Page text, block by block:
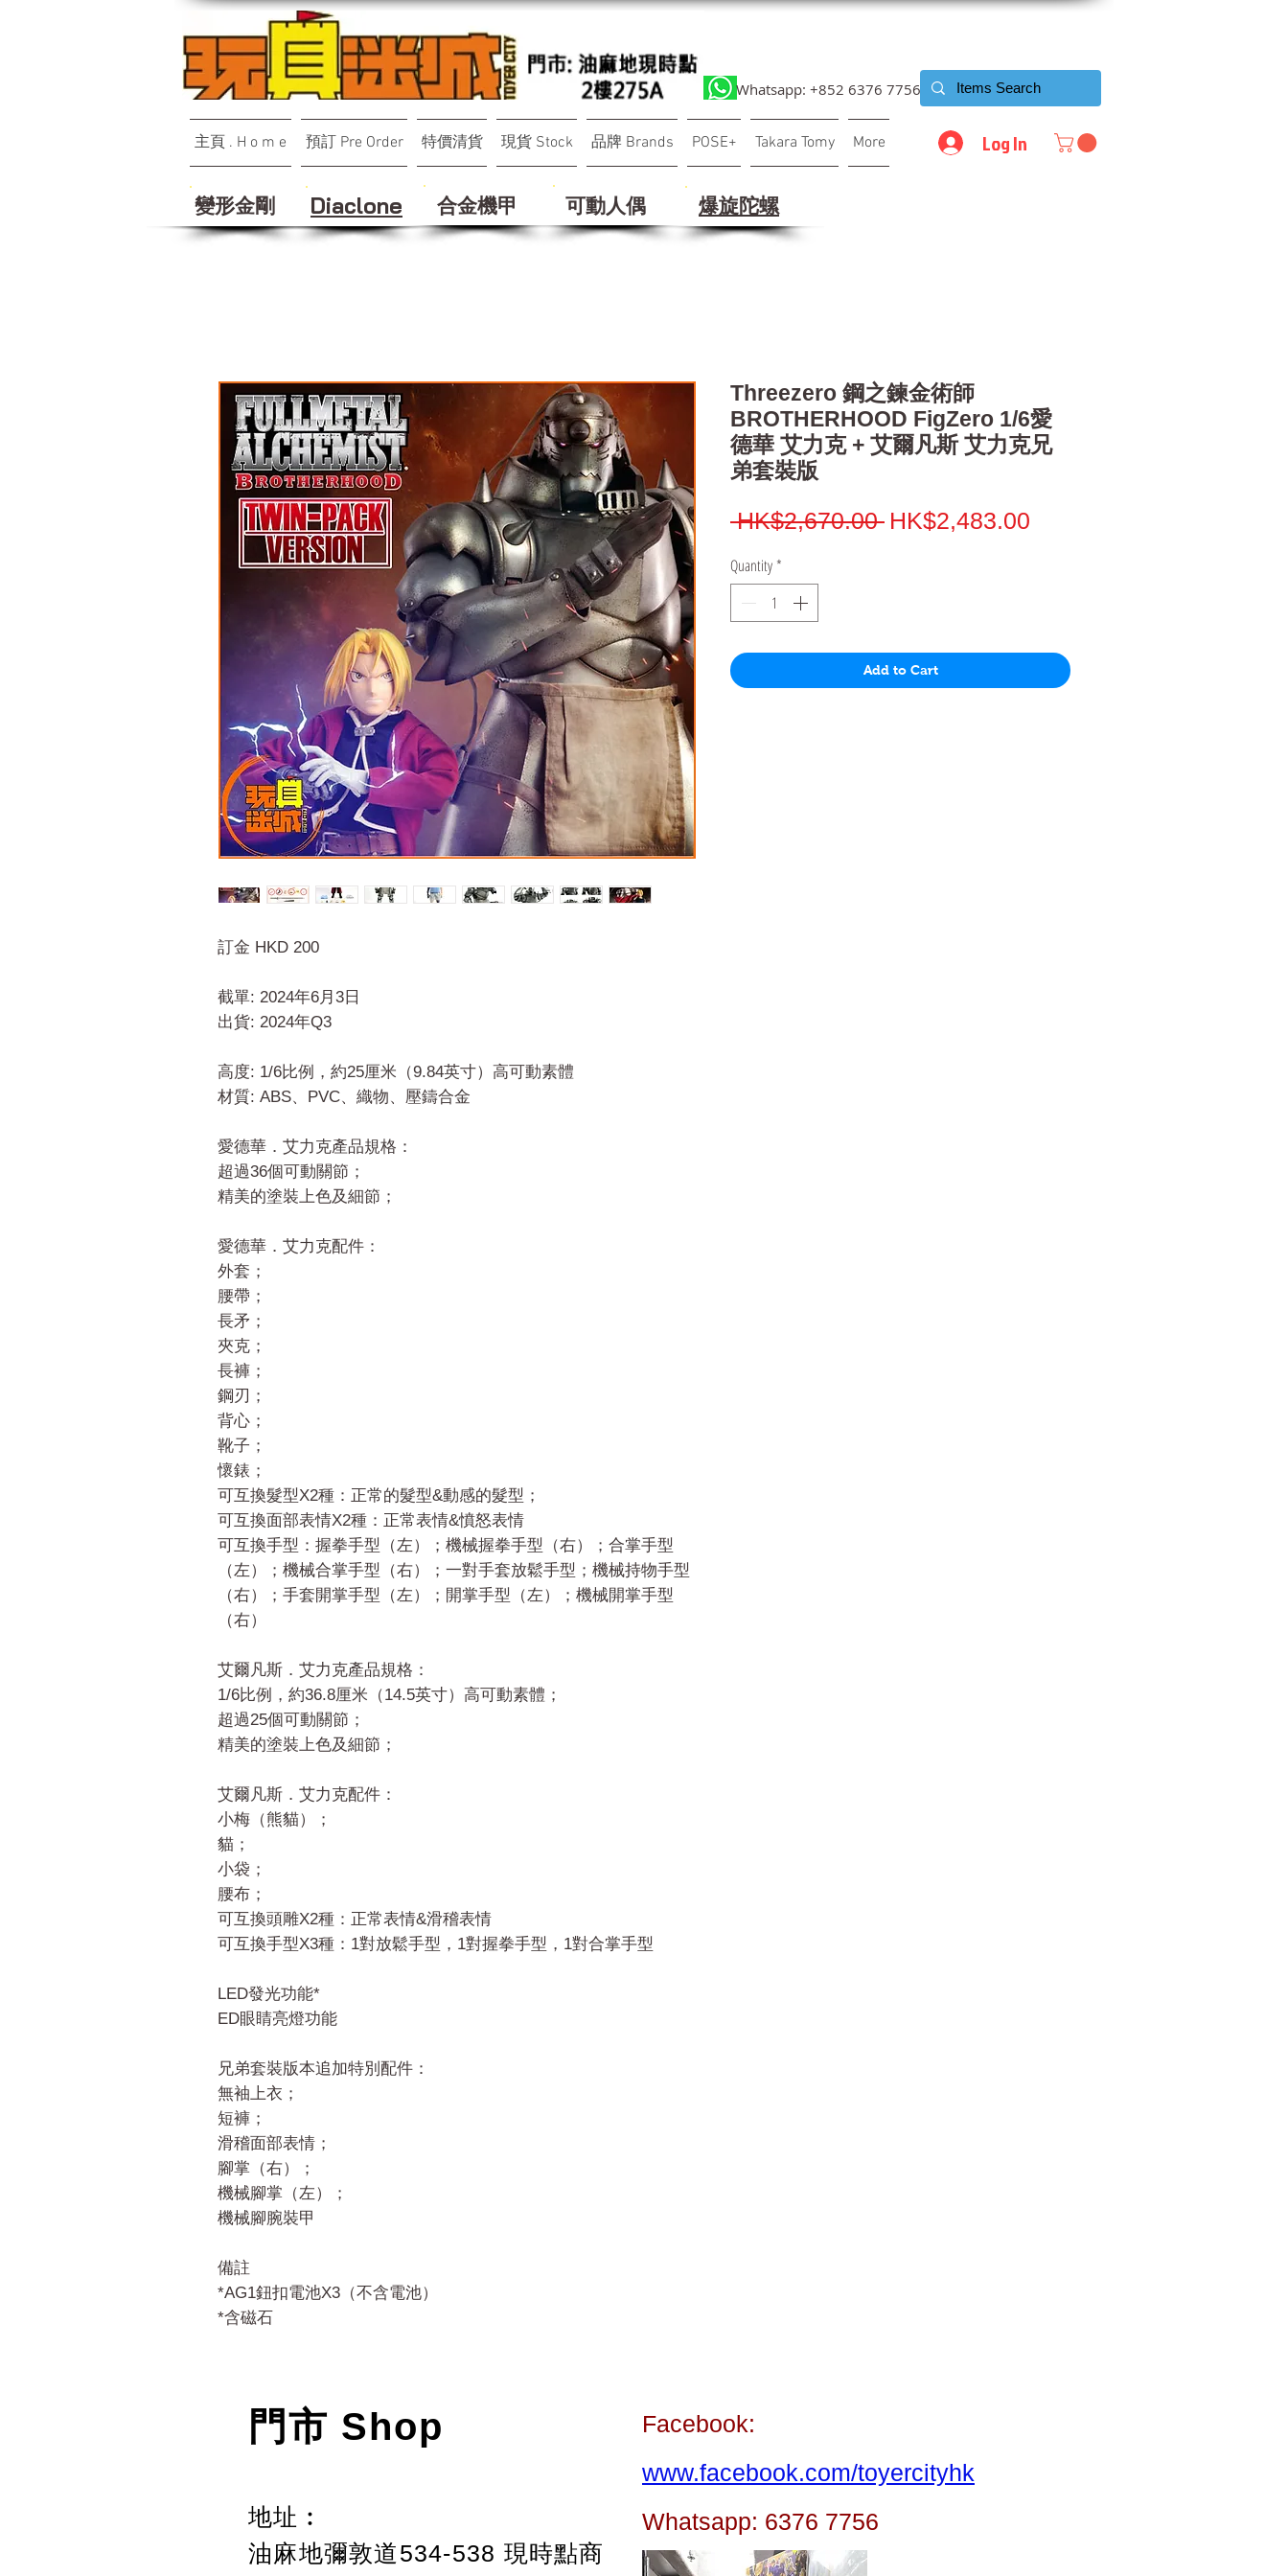
Whatsapp: +852 6376 7756
主頁 . H o m e 預訂 Pre Order 特價清貨 現貨 Stock 品牌 Brands POSE+ Takara Tomy More Log In
變形金剛 Diaclone 合金機甲 可動人偶 ​爆旋陀螺
訂金 HKD 200
截單: 2024年6月3日
出貨: 2024年Q3
高度: 1/6比例，約25厘米（9.84英寸）高可動素體
材質: ABS、PVC、織物、壓鑄合金
愛德華．艾力克產品規格：
超過36個可動關節；
精美的塗裝上色及細節；
愛德華．艾力克配件：
外套；
腰帶；
長矛；
夾克；
長褲；
鋼刃；
背心；
靴子；
懷錶；
可互換髮型X2種：正常的髮型&動感的髮型；
可互換面部表情X2種：正常表情&憤怒表情
可互換手型：握拳手型（左）；機械握拳手型（右）；合掌手型
（左）；機械合掌手型（右）；一對手套放鬆手型；機械持物手型
（右）；手套開掌手型（左）；開掌手型（左）；機械開掌手型
（右）
艾爾凡斯．艾力克產品規格：
1/6比例，約36.8厘米（14.5英寸）高可動素體；
超過25個可動關節；
精美的塗裝上色及細節；
艾爾凡斯．艾力克配件：
小梅（熊貓）；
貓；
小袋；
腰布；
可互換頭雕X2種：正常表情&滑稽表情
可互換手型X3種：1對放鬆手型，1對握拳手型，1對合掌手型
LED發光功能*
ED眼睛亮燈功能
兄弟套裝版本追加特別配件：
無袖上衣；
短褲；
滑稽面部表情；
腳掌（右）；
機械腳掌（左）；
機械腳腕裝甲
備註
*AG1鈕扣電池X3（不含電池）
*含磁石
Threezero 鋼之鍊金術師
BROTHERHOOD FigZero 1/6愛
德華 艾力克 + 艾爾凡斯 艾力克兄
弟套裝版
HK$2,670.00 Regular
HK$2,483.00
Quantity *
Add to Cart
門市 Shop
地址︰
油麻地彌敦道534-538 現時點商
Facebook:
www.facebook.com/toyercityhk
Whatsapp: 6376 7756